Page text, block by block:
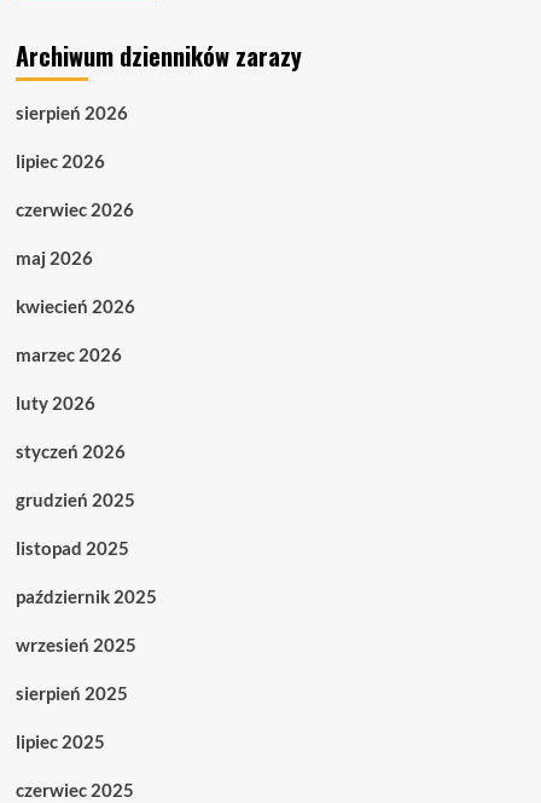
Archiwum dzienników zarazy
sierpień 2026
lipiec 2026
czerwiec 2026
maj 2026
kwiecień 2026
marzec 2026
luty 2026
styczeń 2026
grudzień 2025
listopad 2025
październik 2025
wrzesień 2025
sierpień 2025
lipiec 2025
czerwiec 2025